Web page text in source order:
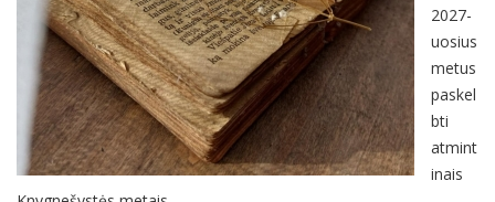
2027-
uosius
metus
paskel
bti
atmint
inais